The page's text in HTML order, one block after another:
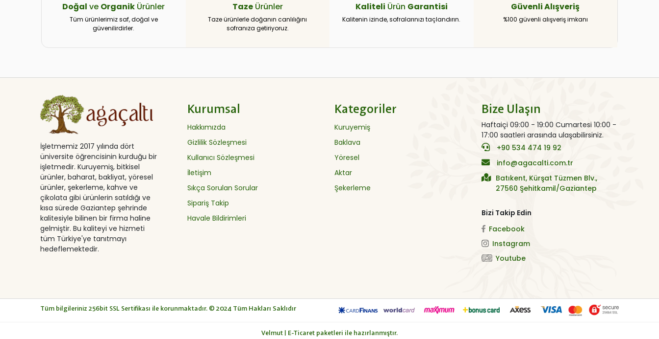
Doğal ve Organik Ürünler
Tüm ürünlerimiz saf, doğal ve
güvenilirdirler.
TazeÜrünler
Taze ürünlerle doğanın canlılığını
sofranıza getiriyoruz.
Kaliteli Ürün Garantisi
Kalitenin izinde, sofralarınızı taçlandırın.
GüvenliAlışveriş
%100 güvenli alışveriş imkanı
İşletmemiz 2017 yılında dört
üniversite öğrencisinin kurduğu bir
işletmedir. Kuruyemiş, bitkisel
ürünler, baharat, bakliyat, yöresel
ürünler, şekerleme, kahve ve
çikolata gibi ürünlerin satıldığı ve
kısa sürede Gaziantep şehrinde
kalitesiyle bilinen bir firma haline
gelmiştir. Bu kaliteyi ve hizmeti
tüm Türkiye'ye tanıtmayı
hedeflemektedir.
Kurumsal
Hakkımızda
Gizlilik Sözleşmesi
Kullanıcı Sözleşmesi
İletişim
Sıkça Sorulan Sorular
Sipariş Takip
Havale Bildirimleri
Kategoriler
Kuruyemiş
Baklava
Yöresel
Aktar
Şekerleme
Bize Ulaşın
Haftaiçi 09:00 - 19:00 Cumartesi 10:00 -
17:00 saatleri arasında ulaşabilirsiniz.
+90 534 474 19 92
info@agacalti.com.tr
Batıkent, Kürşat Tüzmen Blv.,
27560 Şehitkamil/Gaziantep
Bizi Takip Edin
Facebook
Instagram
Youtube
Tüm bilgileriniz 256bit SSL Sertifikası ile korunmaktadır. © 2024 Tüm Hakları Saklıdır
Velmut | E-Ticaret paketleri ile hazırlanmıştır.